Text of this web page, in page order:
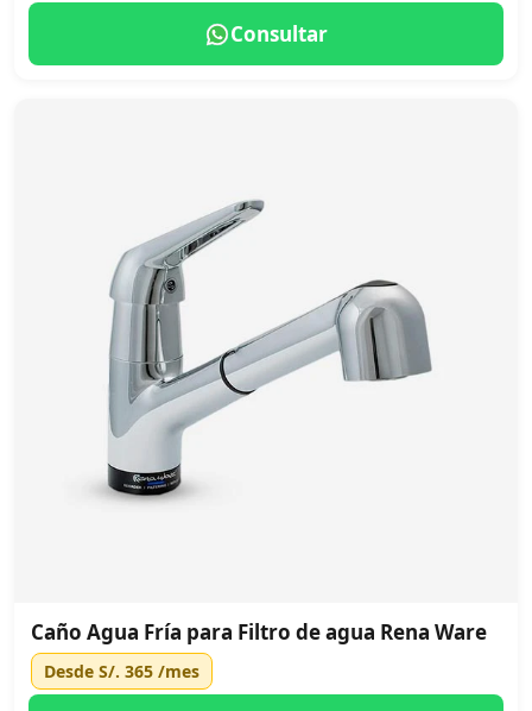
Consultar
Caño Agua Fría para Filtro de agua Rena Ware
Desde S/. 365 /mes